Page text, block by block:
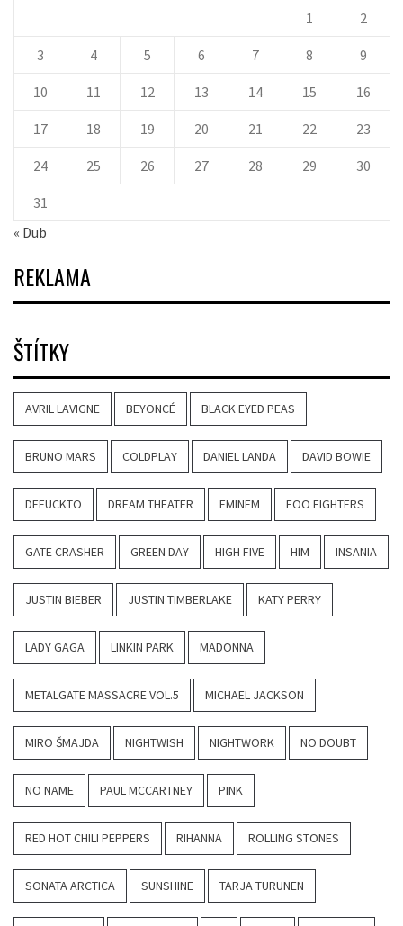
1
2
3 4 5 6 7 8 9
10 11 12 13 14 15 16
17 18 19 20 21 22 23
24 25 26 27 28 29 30
31
« Dub
REKLAMA
ŠTÍTKY
AVRIL LAVIGNE BEYONCÉ BLACK EYED PEAS
BRUNO MARS COLDPLAY DANIEL LANDA DAVID BOWIE
DEFUCKTO DREAM THEATER EMINEM FOO FIGHTERS
GATE CRASHER GREEN DAY HIGH FIVE HIM INSANIA
JUSTIN BIEBER JUSTIN TIMBERLAKE KATY PERRY
LADY GAGA LINKIN PARK MADONNA
METALGATE MASSACRE VOL.5 MICHAEL JACKSON
MIRO ŠMAJDA NIGHTWISH NIGHTWORK NO DOUBT
NO NAME PAUL MCCARTNEY PINK
RED HOT CHILI PEPPERS RIHANNA ROLLING STONES
SONATA ARCTICA SUNSHINE TARJA TURUNEN